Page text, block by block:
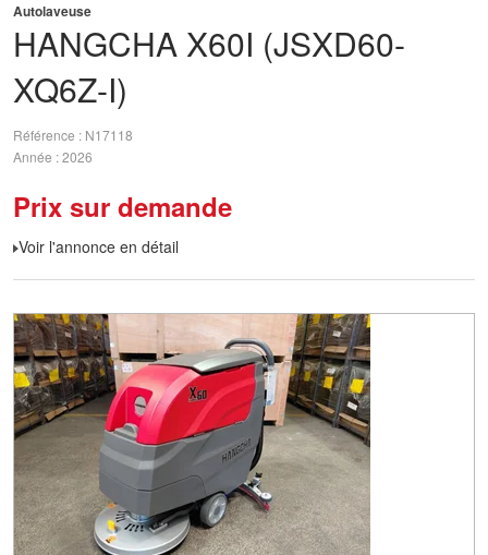
HANGCHA X60I (JSXD60-
XQ6Z-I)
Autolaveuse
Référence
N17118
Année 2026
Prix sur demande
Voir l'annonce en détail